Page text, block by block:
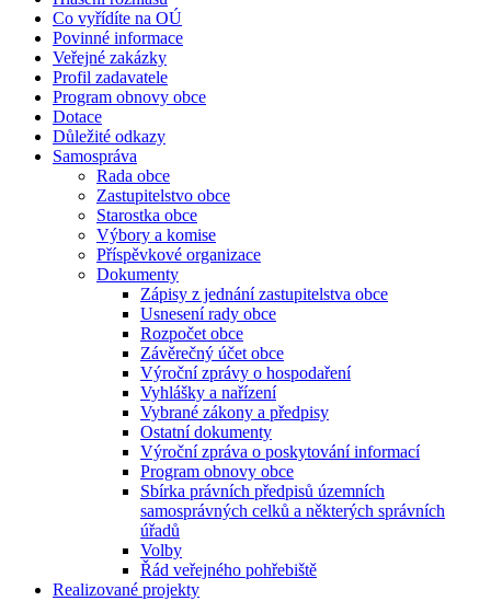
Co vyřídíte na OÚ
Povinné informace
Veřejné zakázky
Profil zadavatele
Program obnovy obce
Dotace
Důležité odkazy
Samospráva
Rada obce
Zastupitelstvo obce
Starostka obce
Výbory a komise
Příspěvkové organizace
Dokumenty
Zápisy z jednání zastupitelstva obce
Usnesení rady obce
Rozpočet obce
Závěrečný účet obce
Výroční zprávy o hospodaření
Vyhlášky a nařízení
Vybrané zákony a předpisy
Ostatní dokumenty
Výroční zpráva o poskytování informací
Program obnovy obce
Sbírka právních předpisů územních
samosprávných celků a některých správních
úřadů
Volby
Řád veřejného pohřebiště
Realizované projekty